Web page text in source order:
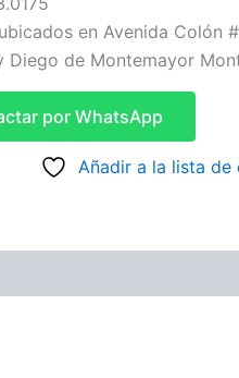
en Avenida Colón
Diego de Montemayor
por WhatsApp
Añadir a la lista de